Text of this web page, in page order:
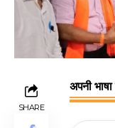
SHARE
अपनी